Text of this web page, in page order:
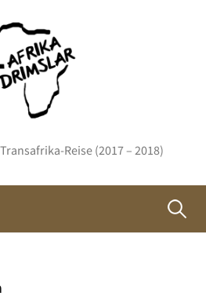
Reise (2017 – 2018)
Suchen